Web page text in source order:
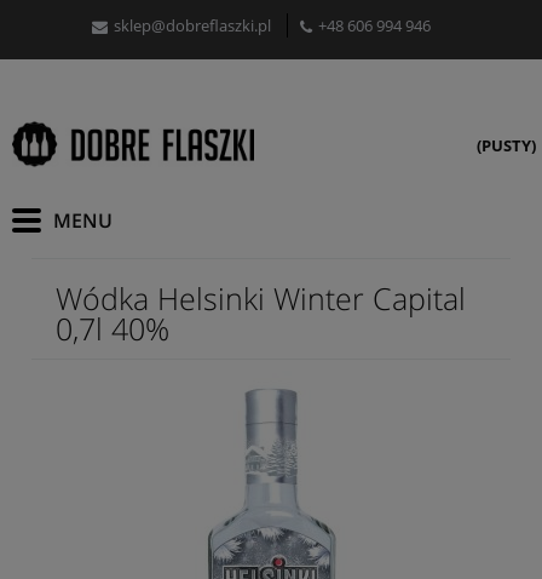
sklep@dobreflaszki.pl +48 606 994 946
(PUSTY)
Wódka Helsinki Winter Capital
0,7l 40%